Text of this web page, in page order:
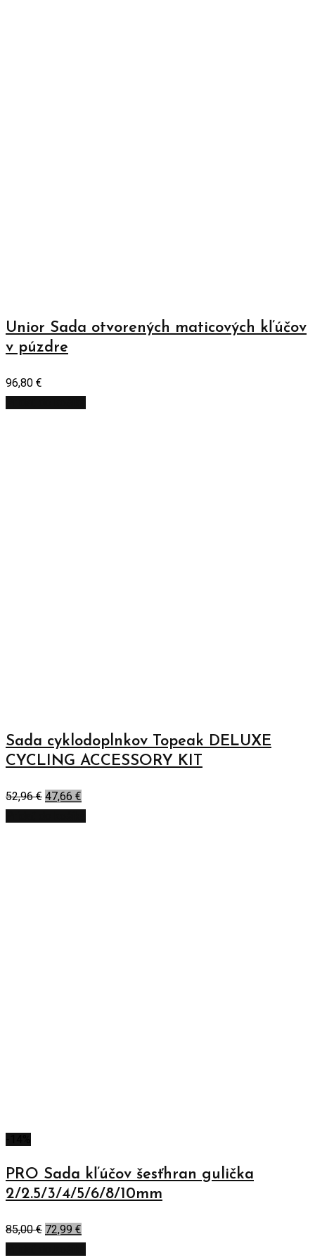
Unior Sada otvorených maticových kľúčov
v púzdre
96,80 €
Sada cyklodoplnkov Topeak DELUXE
CYCLING ACCESSORY KIT
52,96€ 47,66 €
PRO Sada kľúčov šesťhran gulička
2/2.5/3/4/5/6/8/10mm
85,00€ 72,99 €